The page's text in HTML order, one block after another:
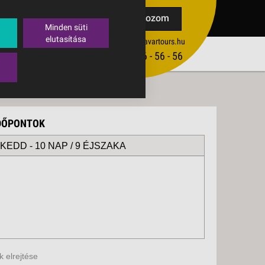
Feliratkozom
ertekesites@budavartours.hu
(+36­ 1) 3 - 56 - 56 - 56
TIPPEK
- 10 NAP / 9 ÉJSZAKA
elrejtése
Minden süti
elutasítása